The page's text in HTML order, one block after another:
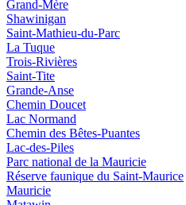
Grand-Mère
Shawinigan
Saint-Mathieu-du-Parc
La Tuque
Trois-Rivières
Saint-Tite
Grande-Anse
Chemin Doucet
Lac Normand
Chemin des Bêtes-Puantes
Lac-des-Piles
Parc national de la Mauricie
Réserve faunique du Saint‑Maurice
Mauricie